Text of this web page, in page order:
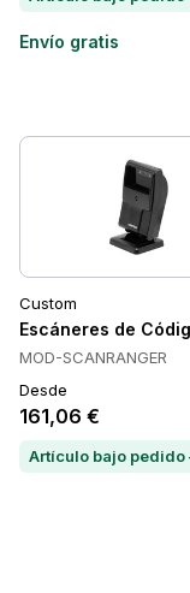
Envío gratis
Custom
Escáneres de
MOD-SCANRANGER
Desde
161,06 €